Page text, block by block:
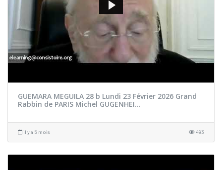
GUEMARA MEGUILA 28 b Lundi 23 Février 2026 Grand
Rabbin de PARIS Michel GUGENHEI...
il y a 5 mois 493